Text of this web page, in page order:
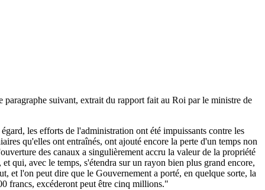
suivant, extrait du rapport fait au Roi par le ministre de
les efforts de l'administration ont été impuissants contre les
qu'elles ont entraînés, ont ajouté encore la perte d'un temps non
des canaux a singulièrement accru la valeur de la propriété
qui, avec le temps, s'étendra sur un rayon bien plus grand encore,
et l'on peut dire que le Gouvernement a porté, en quelque sorte, la
francs, excéderont peut être cinq millions."